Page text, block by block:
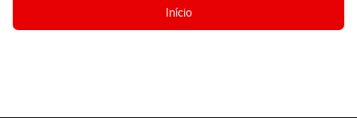
Início